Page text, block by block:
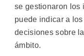
se gestionaron los
puede indicar a
decisiones sobre
ámbito.